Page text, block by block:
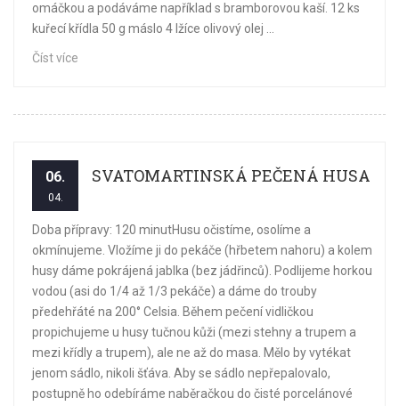
omáčkou a podáváme například s bramborovou kaší. 12 ks
kuřecí křídla 50 g máslo 4 lžíce olivový olej ...
Číst více
06.
04.
SVATOMARTINSKÁ PEČENÁ HUSA
Doba přípravy: 120 minutHusu očistíme, osolíme a
okmínujeme. Vložíme ji do pekáče (hřbetem nahoru) a kolem
husy dáme pokrájená jablka (bez jádřinců). Podlijeme horkou
vodou (asi do 1/4 až 1/3 pekáče) a dáme do trouby
předehřáté na 200° Celsia. Během pečení vidličkou
propichujeme u husy tučnou kůži (mezi stehny a trupem a
mezi křídly a trupem), ale ne až do masa. Mělo by vytékat
jenom sádlo, nikoli šťáva. Aby se sádlo nepřepalovalo,
postupně ho odebíráme naběračkou do čisté porcelánové